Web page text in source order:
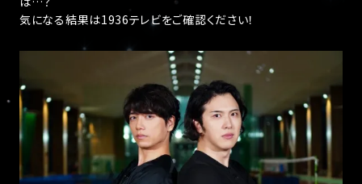
気になる結果は1936テレビをご確認ください！